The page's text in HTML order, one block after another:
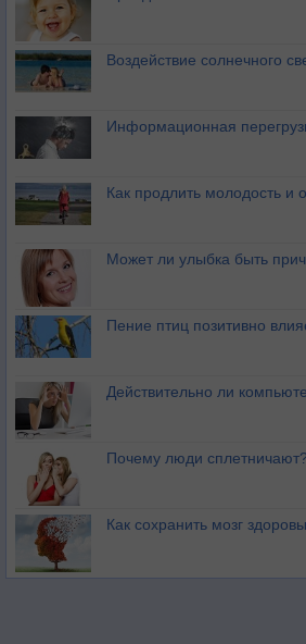
Воздействие солнечного
Информационная
Как продлить молодость и
Может ли улыбка быть
Пение птиц позитивно
Действительно ли
Почему люди сплетничают?
Как сохранить мозг